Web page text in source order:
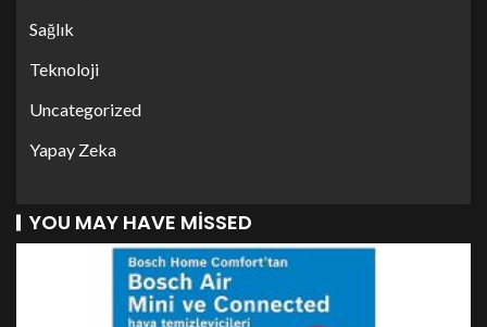
Sağlık
Teknoloji
Uncategorized
Yapay Zeka
YOU MAY HAVE MISSED